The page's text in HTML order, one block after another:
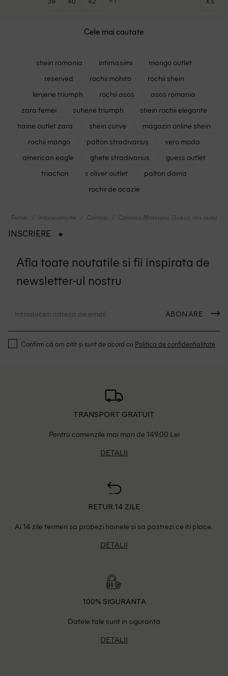
Cele mai cautate
shein romania intimissimi
mango outlet
reserved
rochii mohito
rochii shein
lenjerie triumph
rochii asos
asos romania
zara femei
sutiene triumph
shein rochii elegante
haine outlet zara
shein curve
magazin online shein
rochii mango
palton stradivarius
vero moda
american eagle
ghete stradivarius
guess outlet
triaction
s oliver outlet
palton dama
rochii de ocazie
Femei Imbracaminte Camasi Camasa Marciano Guess, mix culori
INSCRIERE
Afla toate noutatile si fii inspirata de
newsletter-ul nostru
ABONARE
Confirm că am citit și sunt de acord cu Politica de confidentialitate
TRANSPORT GRATUIT
Pentru comenzile mai mari de 149.00 Lei
DETALII
RETUR 14 ZILE
Ai 14 zile termen sa probezi hainele si sa pastrezi ce iti place.
DETALII
100% SIGURANTA
Datele tale sunt in siguranta
DETALII